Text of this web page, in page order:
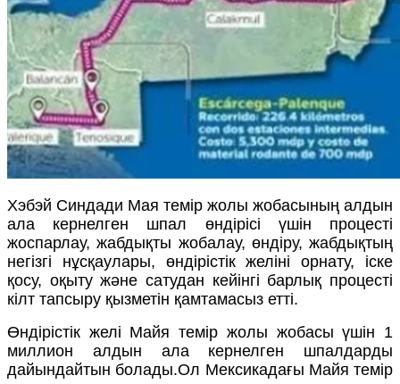
Хэбэй Синдади Мая темір жолы жобасының алдын
ала кернелген шпал өндірісі үшін процесті
жоспарлау, жабдықты жобалау, өндіру, жабдықтың
негізгі нұсқаулары, өндірістік желіні орнату, іске
қосу, оқыту және сатудан кейінгі барлық процесті
кілт тапсыру қызметін қамтамасыз етті.
Өндірістік желі Майя темір жолы жобасы үшін 1
миллион алдын ала кернелген шпалдарды
дайындайтын болады.Ол Мексикадағы Майя темір